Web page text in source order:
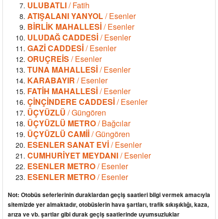
ULUBATLI/ Fatih
ATIŞALANI YANYOL/ Esenler
BİRLİK MAHALLESİ/ Esenler
ULUDAĞ CADDESİ/ Esenler
GAZİ CADDESİ/ Esenler
ORUÇREİS / Esenler
TUNA MAHALLESİ/ Esenler
KARABAYIR / Esenler
FATİH MAHALLESİ/ Esenler
ÇİNÇİNDERE CADDESİ/ Esenler
ÜÇYÜZLÜ / Güngören
ÜÇYÜZLÜ METRO/ Bağcılar
ÜÇYÜZLÜ CAMİİ/ Güngören
ESENLER SANAT EVİ/ Esenler
CUMHURİYET MEYDANI/ Esenler
ESENLER METRO/ Esenler
ESENLER METRO/ Esenler
Not: Otobüs seferlerinin duraklardan geçiş saatleri bilgi vermek amacıyla
sitemizde yer almaktadır, otobüslerin hava şartları, trafik sıkışıklığı, kaza,
arıza ve vb. şartlar gibi durak geçiş saatlerinde uyumsuzluklar